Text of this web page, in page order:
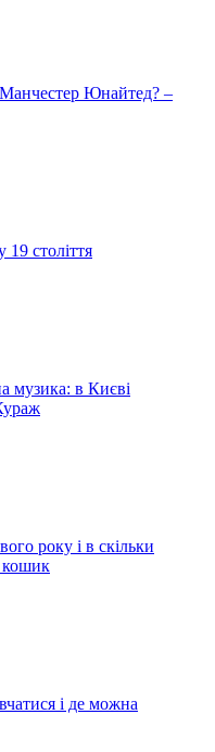
Юнайтед? –
століття
музика: в Києві
року і в скільки
кошик
і де можна